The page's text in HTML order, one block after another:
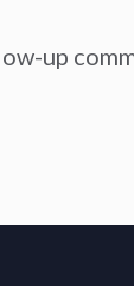
up